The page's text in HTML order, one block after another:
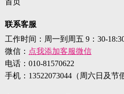
首页
联系客服
工作时间：周一到周五 9：30-
微信： 点我添加客服微信
电话： 010-81570622
手机： 13522073044（周六日及节